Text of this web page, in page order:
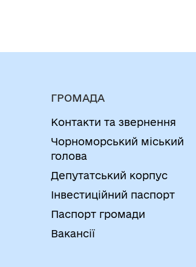
ГРОМАДА
Контакти та звернення
Чорноморський міський
голова
Депутатський корпус
Інвестиційний паспорт
Паспорт громади
Вакансії